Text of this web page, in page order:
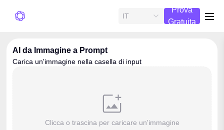
IT
Prova
Gratuita
AI da Immagine a Prompt
Carica un'immagine nella casella di input
Clicca o trascina per caricare un'immagine